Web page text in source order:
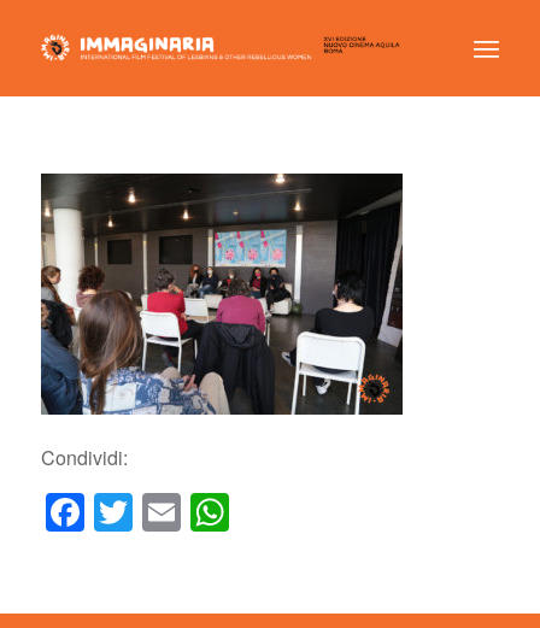
Condividi:
Facebook
Twitter
EmailWhatsApp